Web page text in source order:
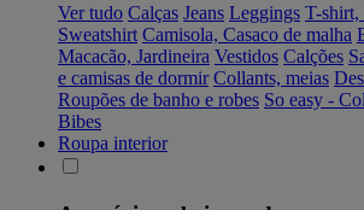
Ver tudo Calças Jeans Leggings T-shirt,
Sweatshirt Camisola, Casaco de malha
Macacão, Jardineira Vestidos Calções
e camisas de dormir Collants, meias
Roupões de banho e robes So easy -
Bibes
Roupa interior